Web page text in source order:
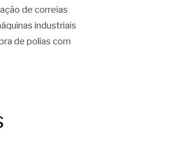
de correias
industriais
de polias com